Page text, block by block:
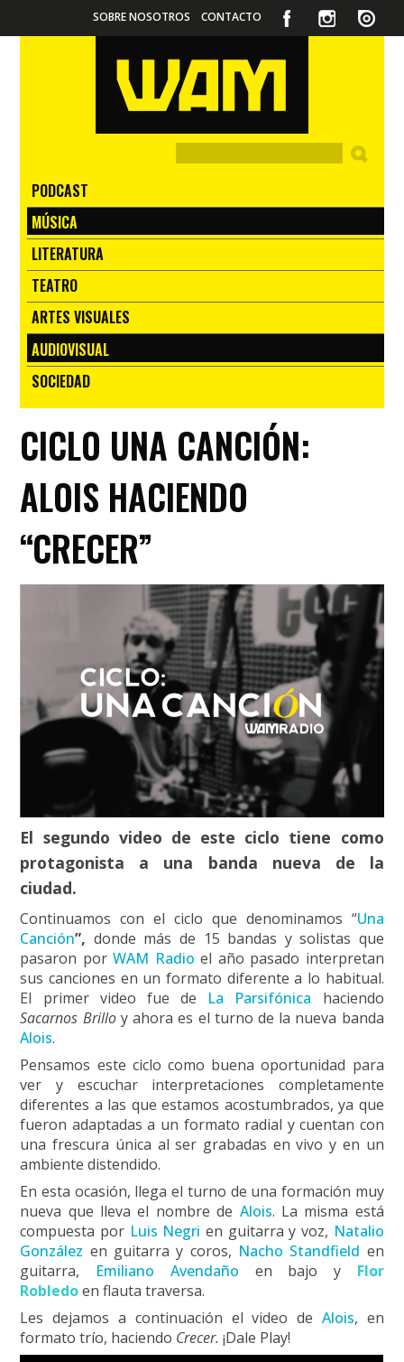
SOBRE NOSOTROS CONTACTO
PODCAST
MÚSICA
LITERATURA
TEATRO
ARTES VISUALES
AUDIOVISUAL
SOCIEDAD
CICLO UNA CANCIÓN:
ALOIS HACIENDO
“CRECER”
El segundo video de este ciclo tiene como
protagonista a una banda nueva de la
ciudad.
Continuamos con el ciclo que denominamos “Una
Canción”, donde más de 15 bandas y solistas que
pasaron porWAM Radio el año pasado interpretan
sus canciones en un formato diferente a lo habitual.
El primer video fue de La Parsifónica haciendo
Sacarnos Brilloy ahora es el turno de la nueva banda
Alois.
Pensamos este ciclo como buena oportunidad para
ver y escuchar interpretaciones completamente
diferentes a las que estamos acostumbrados, ya que
fueron adaptadas a un formato radial y cuentan con
una frescura única al ser grabadas en vivo y en un
ambiente distendido.
En esta ocasión, llega el turno de una formación muy
nueva que lleva el nombre de Alois. La misma está
compuesta por Luis Negri en guitarra y voz, Natalio
González en guitarra y coros, Nacho Standfield en
guitarra, Emiliano Avendaño en bajo y Flor
Robledo en flauta traversa.
Les dejamos a continuación el video de Alois, en
formato trío, haciendo Crecer. ¡Dale Play!